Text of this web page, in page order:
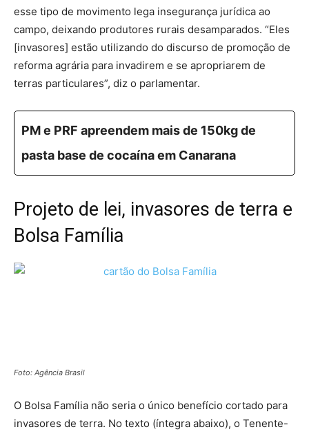
esse tipo de movimento lega insegurança jurídica ao
campo, deixando produtores rurais desamparados. “Eles
[invasores] estão utilizando do discurso de promoção de
reforma agrária para invadirem e se apropriarem de
terras particulares”, diz o parlamentar.
PM e PRF apreendem mais de 150kg de
pasta base de cocaína em Canarana
Projeto de lei, invasores de terra e
Bolsa Família
Foto: Agência Brasil
O Bolsa Família não seria o único benefício cortado para
invasores de terra. No texto (íntegra abaixo), o Tenente-